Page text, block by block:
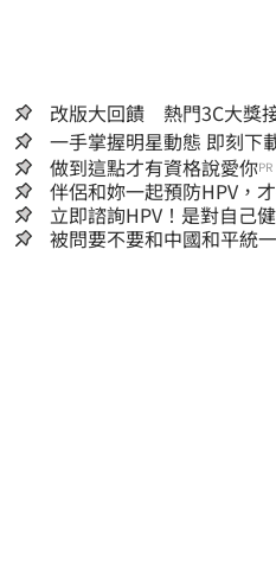
改版大回饋 熱門3C大獎
一手掌握明星
做到這點才有資格說愛你PR
伴侶和妳一起預防HPV，
立即諮詢HPV！是對自己
嫌晚！
被問要不要和中國和平統